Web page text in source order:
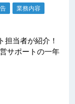
業務内容
担当者が紹介！
サポートの一年